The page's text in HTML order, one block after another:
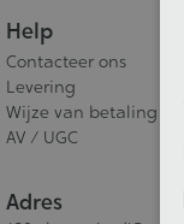
Help
Contacteer ons
Levering
Wijze van betaling
AV / UGC
Adres